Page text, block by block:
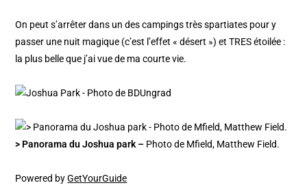
On peut s’arrêter dans un des campings très spartiates pour y
passer une nuit magique (c’est l’effet « désert ») et TRES étoilée :
la plus belle que j’ai vue de ma courte vie.
> Panorama du Joshua park – Photo de Mfield, Matthew Field.
Powered byGetYourGuide